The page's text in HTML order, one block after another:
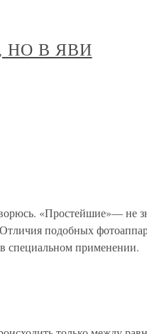
НО В ЯВИ
«Простейшие»— не
подобных
специальном применении.